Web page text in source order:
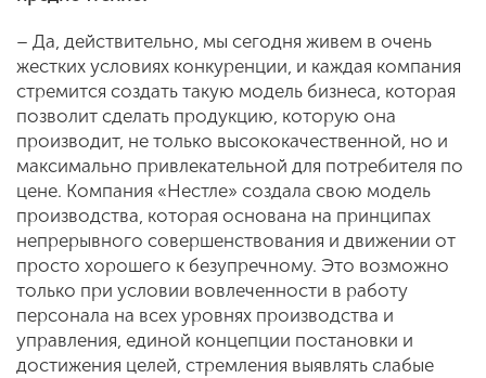
– Да, действительно, мы сегодня живем в очень
жестких условиях конкуренции, и каждая компания
стремится создать такую модель бизнеса, которая
позволит сделать продукцию, которую она
производит, не только высококачественной, но и
максимально привлекательной для потребителя по
цене. Компания «Нестле» создала свою модель
производства, которая основана на принципах
непрерывного совершенствования и движении от
просто хорошего к безупречному. Это возможно
только при условии вовлеченности в работу
персонала на всех уровнях производства и
управления, единой концепции постановки и
достижения целей, стремления выявлять слабые